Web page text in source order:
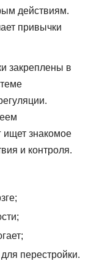
действиям.
привычки
закреплены в
ищет знакомое
и контроля.
перестройки.